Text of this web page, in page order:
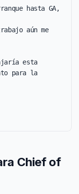
hasta GA,
aún me
esta
para la
Chief of